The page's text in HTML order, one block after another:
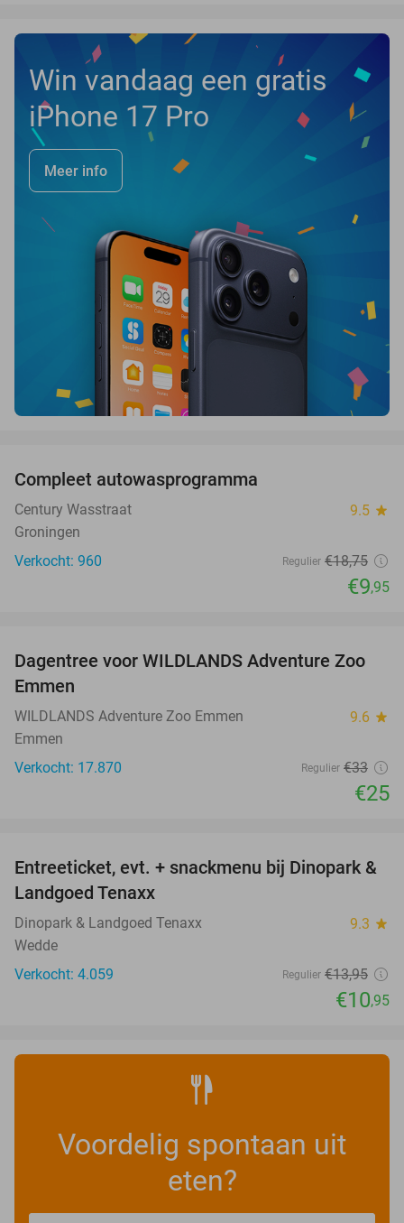
Win vandaag een gratis
iPhone 17 Pro
Meer info
Compleet autowasprogramma
Century Wasstraat 9.5 star
Groningen
Verkocht: 960
Regulier €18,75
€9,95
24%
Dagentree voor WILDLANDS Adventure Zoo
Emmen
WILDLANDS Adventure Zoo Emmen 9.6 star
Emmen
Verkocht: 17.870
Regulier €33
€25
22%
Entreeticket, evt. + snackmenu bij Dinopark &
Landgoed Tenaxx
Dinopark & Landgoed Tenaxx 9.3 star
Wedde
Verkocht: 4.059
Regulier €13,95
€10,95
Voordelig spontaan uit
eten?